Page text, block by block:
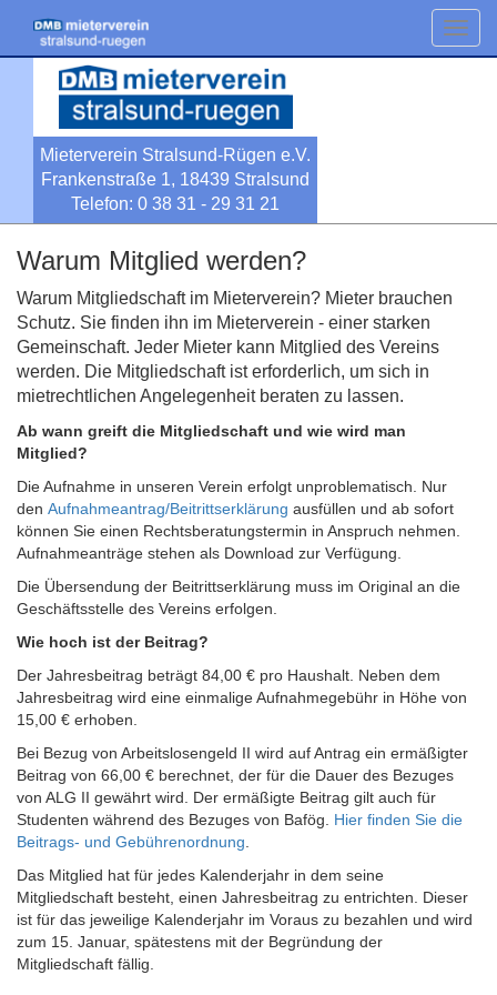
Mieterverein Stralsund-Rügen e.V.
Frankenstraße 1, 18439 Stralsund
Telefon: 0 38 31 - 29 31 21
Warum Mitglied werden?
Warum Mitgliedschaft im Mieterverein? Mieter brauchen
Schutz. Sie finden ihn im Mieterverein - einer starken
Gemeinschaft. Jeder Mieter kann Mitglied des Vereins
werden. Die Mitgliedschaft ist erforderlich, um sich in
mietrechtlichen Angelegenheit beraten zu lassen.
Ab wann greift die Mitgliedschaft und wie wird man
Mitglied?
Die Aufnahme in unseren Verein erfolgt unproblematisch. Nur
den Aufnahmeantrag/Beitrittserklärung ausfüllen und ab sofort
können Sie einen Rechtsberatungstermin in Anspruch nehmen.
Aufnahmeanträge stehen als Download zur Verfügung.
Die Übersendung der Beitrittserklärung muss im Original an die
Geschäftsstelle des Vereins erfolgen.
Wie hoch ist der Beitrag?
Der Jahresbeitrag beträgt 84,00 € pro Haushalt. Neben dem
Jahresbeitrag wird eine einmalige Aufnahmegebühr in Höhe von
15,00 € erhoben.
Bei Bezug von Arbeitslosengeld II wird auf Antrag ein ermäßigter
Beitrag von 66,00 € berechnet, der für die Dauer des Bezuges
von ALG II gewährt wird. Der ermäßigte Beitrag gilt auch für
Studenten während des Bezuges von Bafög. Hier finden Sie die
Beitrags- und Gebührenordnung.
Das Mitglied hat für jedes Kalenderjahr in dem seine
Mitgliedschaft besteht, einen Jahresbeitrag zu entrichten. Dieser
ist für das jeweilige Kalenderjahr im Voraus zu bezahlen und wird
zum 15. Januar, spätestens mit der Begründung der
Mitgliedschaft fällig.